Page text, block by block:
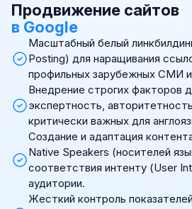
Продвижение сайтов
в Google
Масштабный белый
Posting) для наращивания
профильных зарубежных СМИ
Внедрение строгих факторов
экспертность,
критически важных для
Создание и адаптация
Native Speakers (носителей
соответствия интенту (User
аудитории.
Жесткий контроль